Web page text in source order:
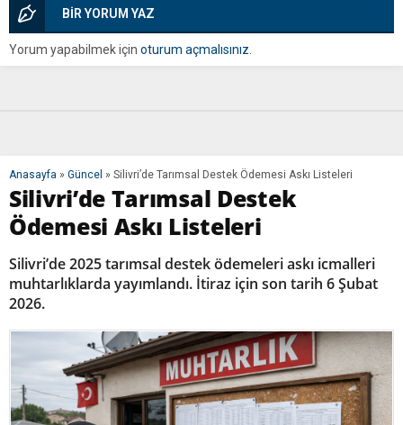
BİR YORUM YAZ
Yorum yapabilmek için oturum açmalısınız.
Anasayfa » Güncel » Silivri’de Tarımsal Destek Ödemesi Askı Listeleri
Silivri’de Tarımsal Destek
Ödemesi Askı Listeleri
Silivri’de 2025 tarımsal destek ödemeleri askı icmalleri
muhtarlıklarda yayımlandı. İtiraz için son tarih 6 Şubat
2026.